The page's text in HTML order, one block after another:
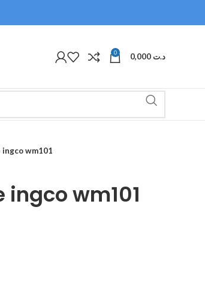
0 د.ت
wm101
wm101